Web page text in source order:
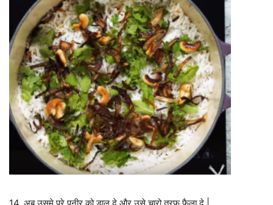
14. अब उसमे पुरे पनीर को डाल दे और उसे चारो तरफ फैला दे |